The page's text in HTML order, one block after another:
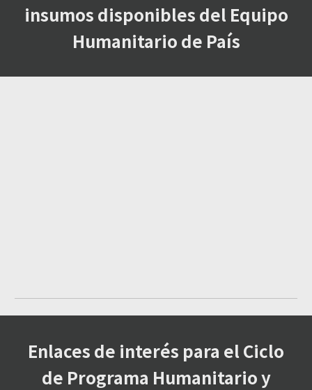
insumos disponibles del Equipo
Humanitario de País
Enlaces de interés para el Ciclo
de Programa Humanitario y